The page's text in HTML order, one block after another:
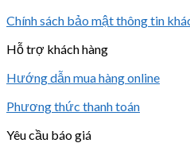
Chính sách bảo mật thông tin
Hỗ trợ khách hàng
Hướng dẫn mua hàng online
Phương thức thanh toán
Yêu cầu báo giá